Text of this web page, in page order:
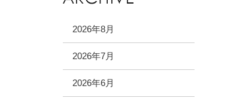
2026年8月
2026年7月
2026年6月